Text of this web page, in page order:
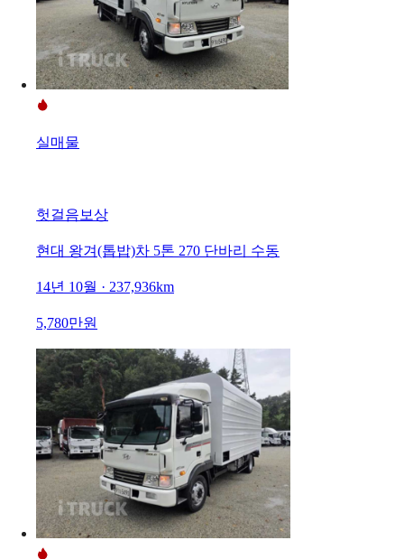
실매물
헛걸음보상
현대 왕겨(톱밥)차 5톤 270 단바리 수동
14년 10월 · 237,936km
5,780만원